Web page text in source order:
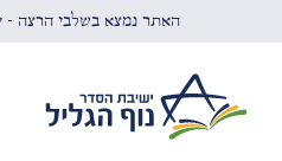
דלג לתוכן העיקריהאתר נמצא בשלבי הרצה -